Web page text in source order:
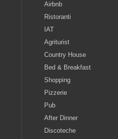
Airbnb
Ristoranti
IAT
Agriturist
Country House
Bed & Breakfast
Shopping
Pizzerie
Pub
After Dinner
Discoteche